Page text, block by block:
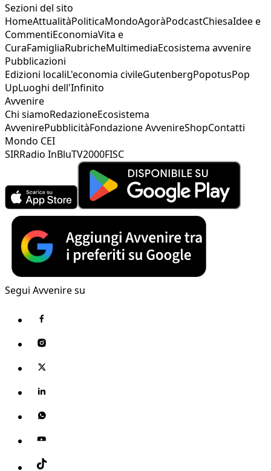
Sezioni del sito
HomeAttualitàPoliticaMondoAgoràPodcastChiesaIdee e
CommentiEconomiaVita e
CuraFamigliaRubricheMultimediaEcosistema avvenire
Pubblicazioni
Edizioni localiL'economia civileGutenbergPopotusPop
UpLuoghi dell'Infinito
Avvenire
Chi siamoRedazioneEcosistema
AvvenirePubblicitàFondazione AvvenireShopContatti
Mondo CEI
SIRRadio InBluTV2000FISC
Segui Avvenire su